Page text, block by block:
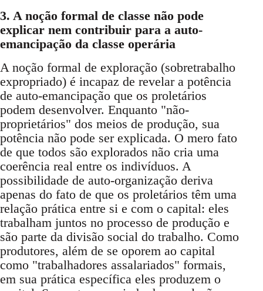
3. A noção formal de classe não pode
explicar nem contribuir para a auto-
emancipação da classe operária
A noção formal de exploração (sobretrabalho
expropriado) é incapaz de revelar a potência
de auto-emancipação que os proletários
podem desenvolver. Enquanto "não-
proprietários" dos meios de produção, sua
potência não pode ser explicada. O mero fato
de que todos são explorados não cria uma
coerência real entre os indivíduos. A
possibilidade de auto-organização deriva
apenas do fato de que os proletários têm uma
relação prática entre si e com o capital: eles
trabalham juntos no processo de produção e
são parte da divisão social do trabalho. Como
produtores, além de se oporem ao capital
como "trabalhadores assalariados" formais,
em sua prática específica eles produzem o